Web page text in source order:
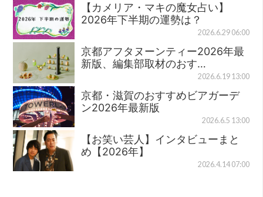
【カメリア・マキの魔女占い】
2026年下半期の運勢は？
2026.6.29 06:00
京都アフタヌーンティー2026年最
新版、編集部取材のおす…
2026.6.19 13:00
京都・滋賀のおすすめビアガーデ
ン2026年最新版
2026.6.5 13:00
【お笑い芸人】インタビューまと
め【2026年】
2026.4.14 07:00